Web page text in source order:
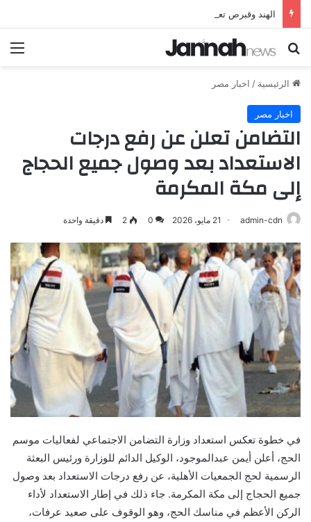
بحث عن
الرئيسية / اخبار مصر
اخبار مصر
التضامن تعلن عن رفع درجات
الاستعداد بعد وصول جميع الحجاج
إلى مكة المكرمة
admin-cdn 21 مايو، 2026 0
2 دقيقة واحدة
في خطوة تعكس استعداد وزارة التضامن الاجتماعي لفعاليات موسم
الحج، أعلن أيمن عبدالموجود، الوكيل الدائم للوزارة ورئيس البعثة
الرسمية لحج الجمعيات الأهلية، عن رفع درجات الاستعداد بعد وصول
جميع الحجاج إلى مكة المكرمة. جاء ذلك في إطار الاستعداد لأداء
الركن الأعظم في مناسك الحج، وهو الوقوف على صعيد عرفات،